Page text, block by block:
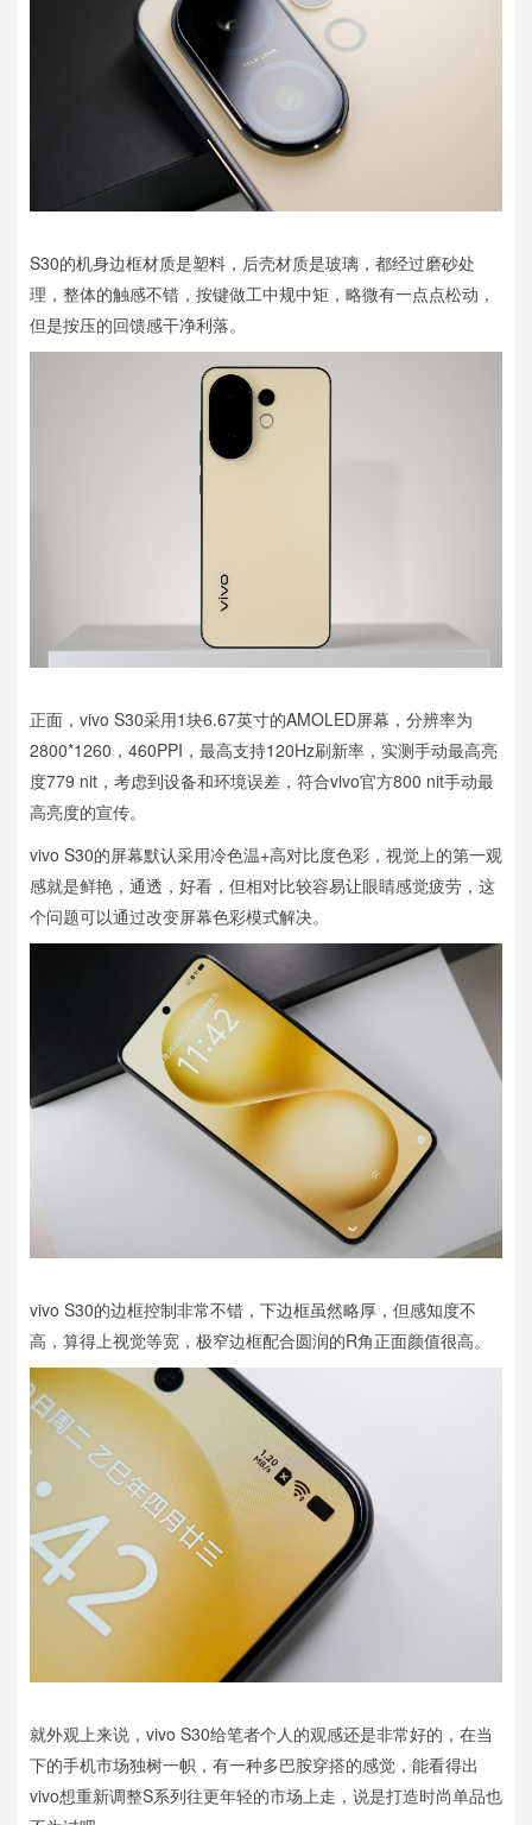
S30的机身边框材质是塑料，后壳材质是玻璃，都经过磨砂处
理，整体的触感不错，按键做工中规中矩，略微有一点点松动，
但是按压的回馈感干净利落。
正面，vivo S30采用1块6.67英寸的AMOLED屏幕，分辨率为
2800*1260，460PPI，最高支持120Hz刷新率，实测手动最高亮
度779 nit，考虑到设备和环境误差，符合vivo官方800 nit手动最
高亮度的宣传。
vivo S30的屏幕默认采用冷色温+高对比度色彩，视觉上的第一观
感就是鲜艳，通透，好看，但相对比较容易让眼睛感觉疲劳，这
个问题可以通过改变屏幕色彩模式解决。
vivo S30的边框控制非常不错，下边框虽然略厚，但感知度不
高，算得上视觉等宽，极窄边框配合圆润的R角正面颜值很高。
就外观上来说，vivo S30给笔者个人的观感还是非常好的，在当
下的手机市场独树一帜，有一种多巴胺穿搭的感觉，能看得出
vivo想重新调整S系列往更年轻的市场上走，说是打造时尚单品也